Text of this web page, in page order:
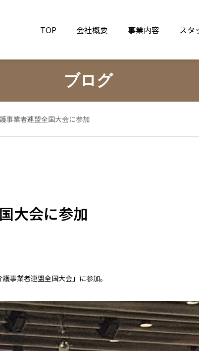
TOP 会社概要 事業内容 スタ
ブログ
事業者連盟全国大会に参加
大会に参加
事業者連盟全国大会」に参加。